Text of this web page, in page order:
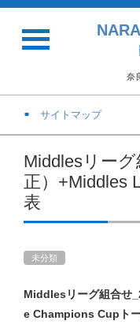
奈
サイトマップ
Middlesリー
正）+Middles
表
未分類
Middlesリーグ組合せ
e Champions Cupト